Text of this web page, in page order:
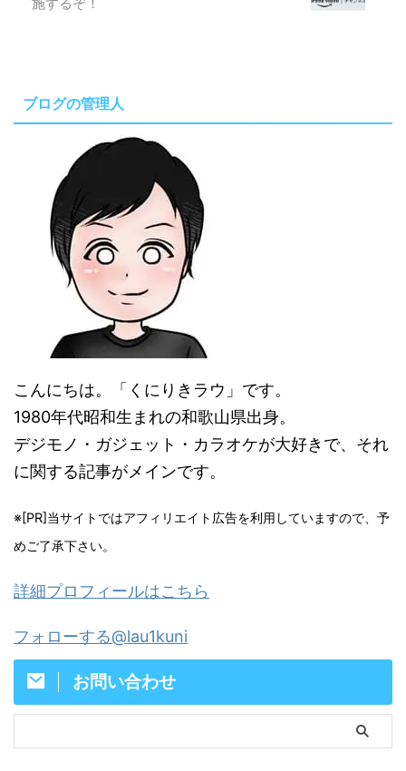
ブログの管理人
こんにちは。「くにりきラウ」です。
1980年代昭和生まれの和歌山県出身。
デジモノ・ガジェット・カラオケが大好きで、それ
に関する記事がメインです。
※[PR]当サイトではアフィリエイト広告を利用していますので、予
めご了承下さい。
詳細プロフィールはこちら
フォローする@lau1kuni
お問い合わせ